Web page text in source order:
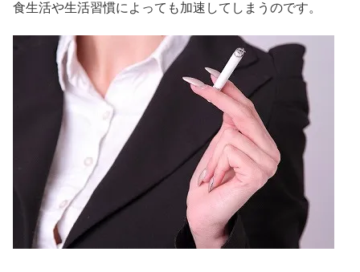
食生活や生活習慣によっても加速してしまうのです。